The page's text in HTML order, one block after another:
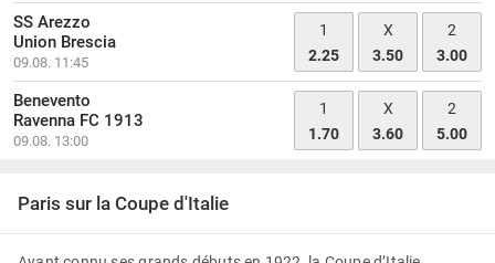
SS Arezzo
Union Brescia
09.08. 11:45
1
2.25
X
3.50
2
3.00
Benevento
Ravenna FC 1913
09.08. 13:00
1
1.70
X
3.60
2
5.00
Paris sur la Coupe d'Italie